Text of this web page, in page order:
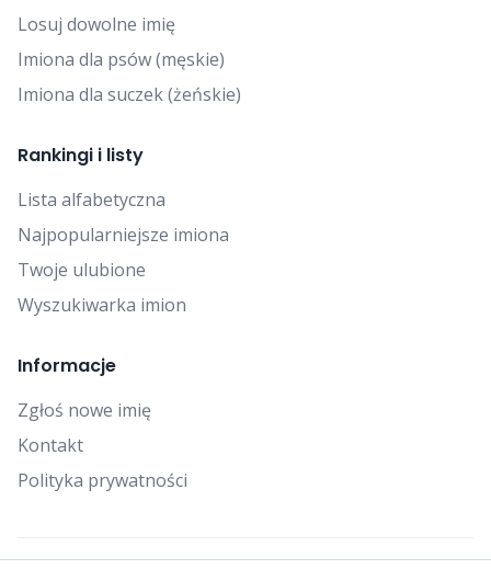
Losuj dowolne imię
Imiona dla psów (męskie)
Imiona dla suczek (żeńskie)
Rankingi i listy
Lista alfabetyczna
Najpopularniejsze imiona
Twoje ulubione
Wyszukiwarka imion
Informacje
Zgłoś nowe imię
Kontakt
Polityka prywatności